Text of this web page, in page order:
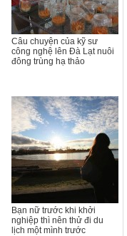
Câu chuyện của kỹ sư
công nghệ lên Đà Lạt nuôi
đông trùng hạ thảo
Bạn nữ trước khi khởi
nghiệp thì nên thử đi du
lịch một mình trước